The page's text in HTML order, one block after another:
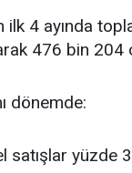
ilk 4 ayında
476 bin 204
dönemde:
satışlar yüzde